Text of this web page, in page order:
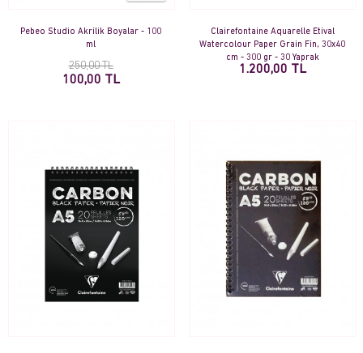
Pebeo Studio Akrilik Boyalar - 100
ml
250,00 TL
100,00 TL
Clairefontaine Aquarelle Etival
Watercolour Paper Grain Fin, 30x40
cm - 300 gr - 30 Yaprak
1.200,00 TL